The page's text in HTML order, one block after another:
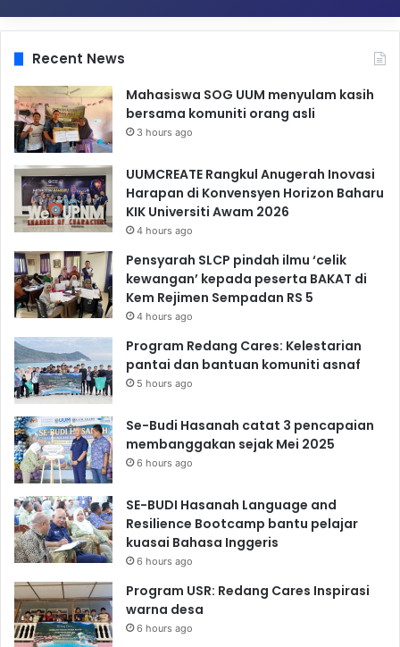
Recent News
Mahasiswa SOG UUM menyulam kasih
bersama komuniti orang asli
3 hours ago
UUMCREATE Rangkul Anugerah Inovasi
Harapan di Konvensyen Horizon Baharu
KIK Universiti Awam 2026
4 hours ago
Pensyarah SLCP pindah ilmu ‘celik
kewangan’ kepada peserta BAKAT di
Kem Rejimen Sempadan RS 5
4 hours ago
Program Redang Cares: Kelestarian
pantai dan bantuan komuniti asnaf
5 hours ago
Se-Budi Hasanah catat 3 pencapaian
membanggakan sejak Mei 2025
6 hours ago
SE-BUDI Hasanah Language and
Resilience Bootcamp bantu pelajar
kuasai Bahasa Inggeris
6 hours ago
Program USR: Redang Cares Inspirasi
warna desa
6 hours ago